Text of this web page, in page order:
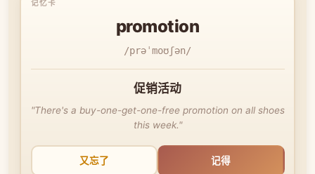
promotion
/prəˈmoʊʃən/
促销活动
"There's a buy-one-get-one-free promotion on all shoes
this week."
又忘了 记得